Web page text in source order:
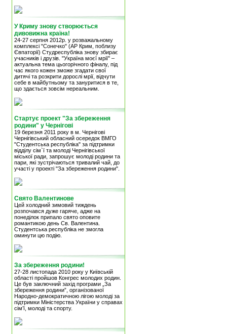
У Криму знову створюється
дивовижна країна!
24-27 серпня 2012р. у розважальному
комплексі "Сонечко" (АР Крим, поблизу
Євпаторії) Студреспубліка знову збирає
учасників і друзів. "Україна моєї мрії" –
актуальна тема цьогорічного фіналу, під
час якого кожен зможе згадати свої
дитячі та розкрити дорослі мрії, відчути
себе в майбутньому та зануритися в те,
що здається зовсім нереальним.
Стартує проект "За збереження
родини" у Чернігові
19 березня 2011 року в м. Чернігові
Чернігівський обласний осередок ВМГО
"Студентська республіка" за підтримки
відділу сім`ї та молоді Чернігівської
міської ради, запрошує молоді родини та
пари, які зустрічаються тривалий чай, до
участі у проекті "За збереження родини".
Свято Валентинове
Цей холодний зимовий тиждень
розпочався дуже гаряче, адже на
понеділок припало свято оповите
романтикою день Св. Валентина.
Студентська республіка не змогла
оминути цю подію.
За збереження родини!
27-28 листопада 2010 року у Київській
області пройшов Конгрес молодих родин.
Це був заключний захід програми „За
збереження родини”, організованої
Народно-демократичною лігою молоді за
підтримки Міністерства України у справах
сім’ї, молоді та спорту.